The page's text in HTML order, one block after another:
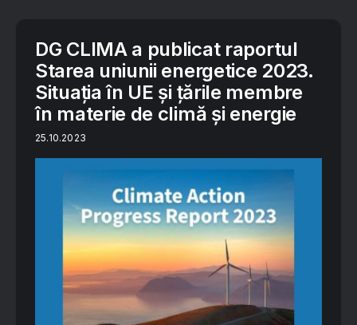
DG CLIMA a publicat raportul
Starea uniunii energetice 2023.
Situația în UE și țările membre
în materie de climă și energie
25.10.2023